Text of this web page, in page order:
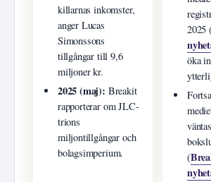
killarnas inkomster,
anger Lucas
Simonssons
tillgångar till 9,6
miljoner kr.
2025 (maj): Breakit
rapporterar om JLC-
trions
miljontillgångar och
bolagsimperium.
2025
öka
(